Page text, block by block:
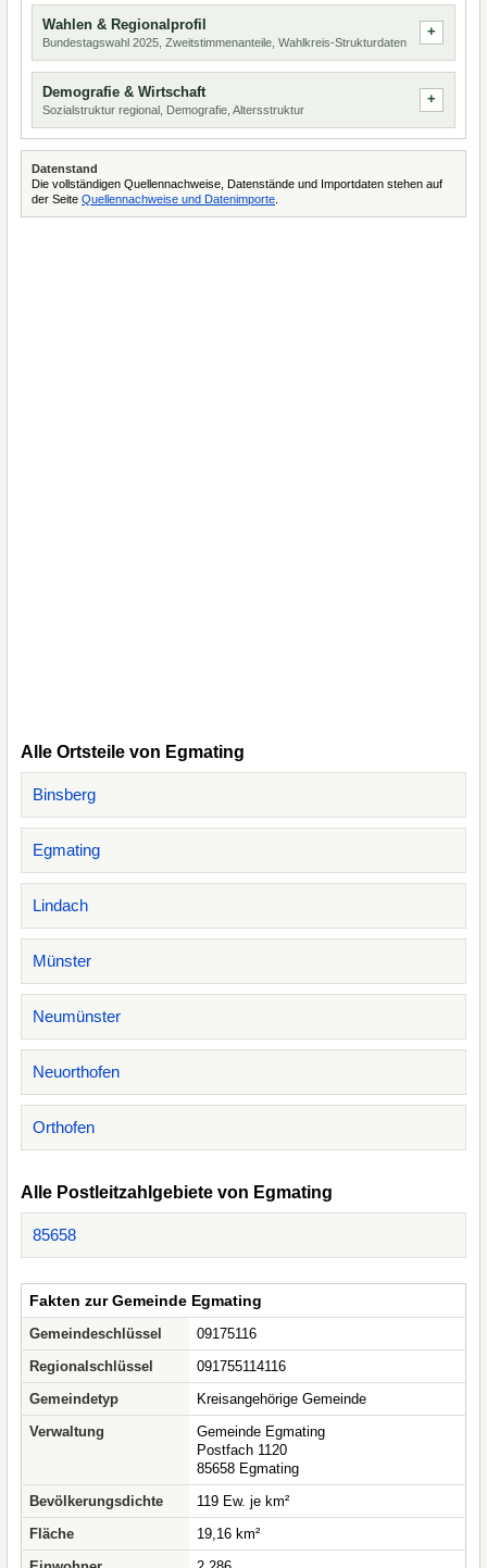
Wahlen & Regionalprofil
Bundestagswahl 2025, Zweitstimmenanteile, Wahlkreis-Strukturdaten
Demografie & Wirtschaft
Sozialstruktur regional, Demografie, Altersstruktur
Datenstand
Die vollständigen Quellennachweise, Datenstände und Importdaten stehen auf
der Seite Quellennachweise und Datenimporte
Alle Ortsteile von Egmating
Binsberg
Egmating
Lindach
Münster
Neumünster
Neuorthofen
Orthofen
Alle Postleitzahlgebiete von Egmating
85658
Fakten zur Gemeinde Egmating
Gemeindeschlüssel
09175116
Regionalschlüssel
091755114116
Gemeindetyp
Kreisangehörige Gemeinde
Verwaltung
Gemeinde Egmating
Postfach 1120
85658 Egmating
Bevölkerungsdichte
119 Ew. je km²
Fläche
19,16 km²